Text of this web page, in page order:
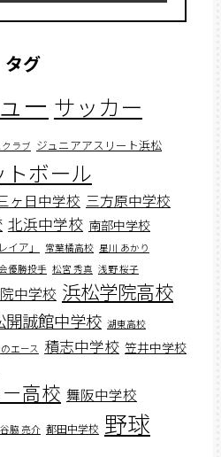
タグ
ー サッカー
ラブ ジュニアアスリート浜松
トボール
ヶ日中学校 三方原中学校
北浜中学校 南部中学校
ア」 常葉橘高校 星川 あかり
優勝投手 松宮 秀真 浅野 桜子
中学校 浜松学院高校
開誠館中学校 湖東高校
エース 積志中学校 笠井中学校
高校 舞阪中学校
谷脇 亮介 都田中学校 野球